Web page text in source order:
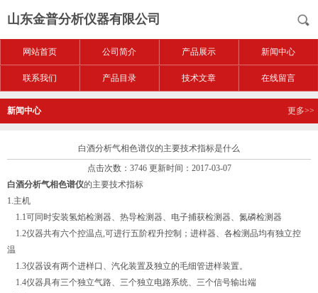
山东金普分析仪器有限公司
网站首页 公司简介 产品展示 新闻中心
联系我们 产品目录 技术文章 在线留言
新闻中心 更多>>
白酒分析气相色谱仪的主要技术指标是什么
点击次数：3746 更新时间：2017-03-07
白酒分析气相色谱仪的主要技术指标
1.主机
1.1可同时安装氢焰检测器、热导检测器、电子捕获检测器、氮磷检测器
1.2仪器共有六个控温点,可进行五阶程升控制；进样器、各检测品均有独立控
温
1.3仪器设有两个进样口、汽化装置及独立的毛细管进样装置。
1.4仪器具有三个独立气路、三个独立电路系统、三个信号输出端